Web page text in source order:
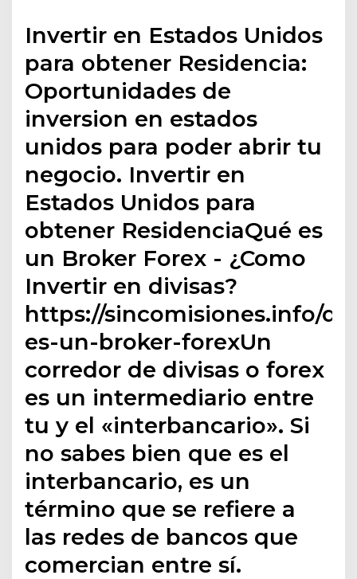
Invertir en Estados Unidos
para obtener Residencia:
Oportunidades de
inversion en estados
unidos para poder abrir tu
negocio. Invertir en
Estados Unidos para
obtener ResidenciaQué es
un Broker Forex - ¿Como
Invertir en divisas?
https://sincomisiones.info/
es-un-broker-forexUn
corredor de divisas o forex
es un intermediario entre
tu y el «interbancario». Si
no sabes bien que es el
interbancario, es un
término que se refiere a
las redes de bancos que
comercian entre sí.